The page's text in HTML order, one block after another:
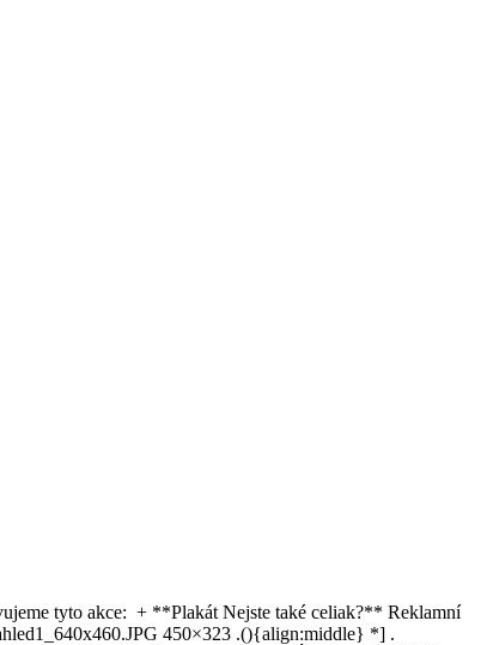
tyto akce: + **Plakát Nejste také celiak?** Reklamní
450×323 .(){align:middle} *] .